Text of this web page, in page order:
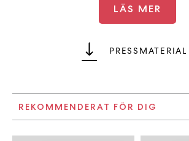
LÄS MER
PRESSMATERIAL
REKOMMENDERAT FÖR DIG